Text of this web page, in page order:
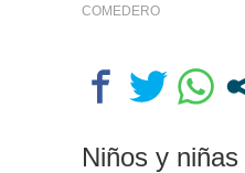
COMEDERO
Niños y